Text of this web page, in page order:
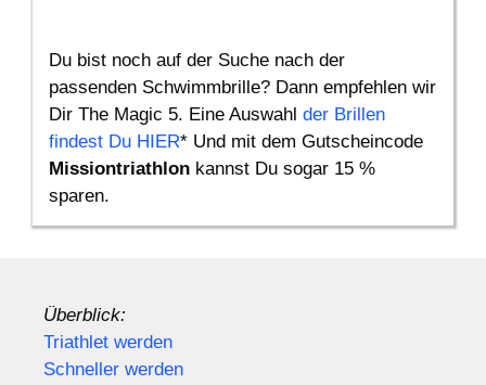
Du bist noch auf der Suche nach der
passenden Schwimmbrille? Dann empfehlen wir
Dir The Magic 5. Eine Auswahl der Brillen
findest Du HIER* Und mit dem Gutscheincode
Missiontriathlon kannst Du sogar 15 %
sparen.
Überblick:
Triathlet werden
Schneller werden